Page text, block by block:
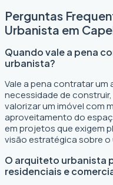
Perguntas
Urbanista em
Quando vale a pena
urbanista?
Vale a pena contratar
necessidade de
valorizar um imóvel com
aproveitamento do
em projetos que exigem
visão estratégica sobre o
O arquiteto urbanista
residenciais e